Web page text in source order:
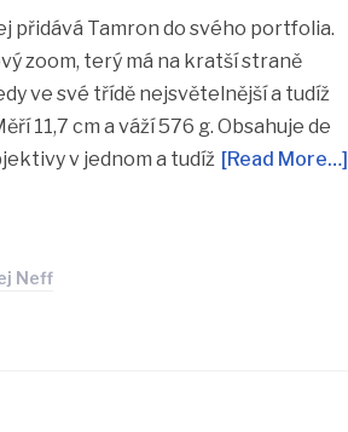
přidává Tamron do svého portfolia.
zoom, terý má na kratší straně
ve své třídě nejsvětelnější a tudíž
11,7 cm a váží 576 g. Obsahuje de
v jednom a tudíž [Read More…]
Neff